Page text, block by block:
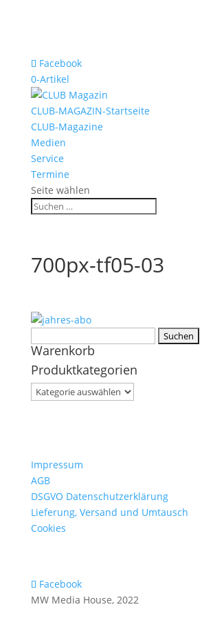
Facebook
0-Artikel
CLUB-MAGAZIN-Startseite
CLUB-Magazine
Medien
Service
Termine
Seite wählen
700px-tf05-03
nach:
Warenkorb
Produktkategorien
Impressum
AGB
DSGVO Datenschutzerklärung
Lieferung, Versand und Umtausch
Cookies
Facebook
MW Media House, 2022